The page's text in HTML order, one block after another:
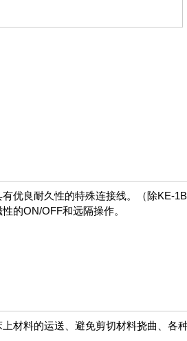
有优良耐久性的特殊连接线。（除KE-
的ON/OFF和远隔操作。
上材料的运送、避免剪切材料挠曲、各